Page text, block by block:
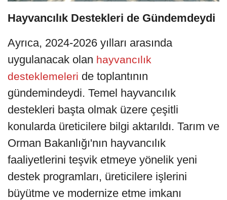
Hayvancılık Destekleri de Gündemdeydi
Ayrıca, 2024-2026 yılları arasında
uygulanacak olan hayvancılık
desteklemeleri de toplantının
gündemindeydi. Temel hayvancılık
destekleri başta olmak üzere çeşitli
konularda üreticilere bilgi aktarıldı. Tarım ve
Orman Bakanlığı'nın hayvancılık
faaliyetlerini teşvik etmeye yönelik yeni
destek programları, üreticilere işlerini
büyütme ve modernize etme imkanı